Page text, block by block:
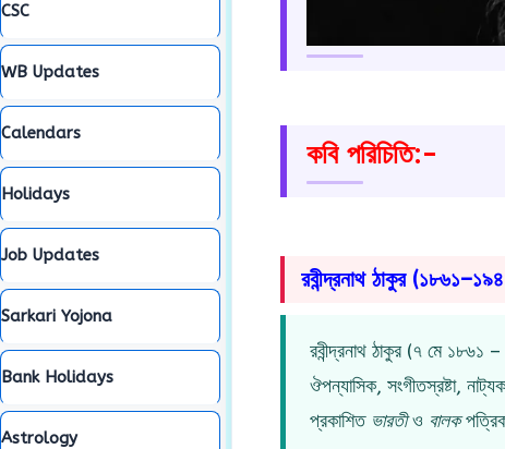
কবি পরিচিতি:-
রবীন্দ্রনাথ ঠাকুর
রবীন্দ্রনাথ ঠাকুর (৭ মে ১৮৬১
ঔপন্যাসিক, সংগীতস্রষ্টা,
প্রকাশিত ভারতীও বালক
CSC
WB Updates
Calendars
Holidays
Job Updates
Sarkari Yojona
Bank Holidays
Astrology